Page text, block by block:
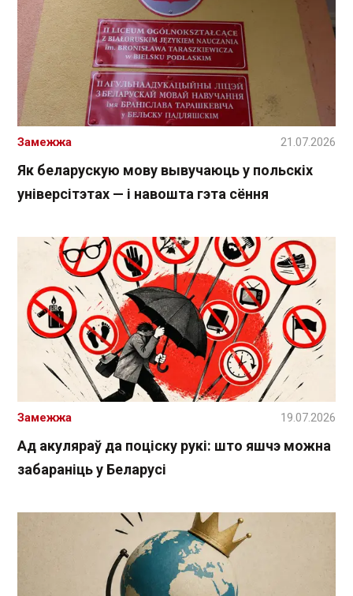
Як беларускую мову вывучаюць у польскіх
універсітэтах — і навошта гэта сёння
Замежжа 21.07.2026
Ад акуляраў да поціску рукі: што яшчэ можна
забараніць у Беларусі
Замежжа 19.07.2026